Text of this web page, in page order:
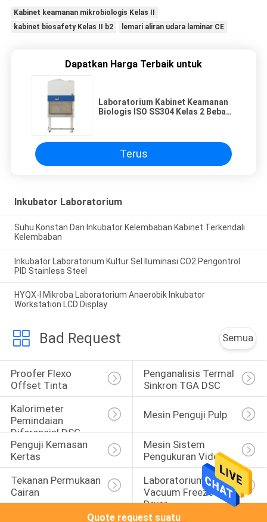
Kabinet keamanan mikrobiologis Kelas II
kabinet biosafety Kelas II b2
lemari aliran udara laminar CE
Dapatkan Harga Terbaik untuk
Laboratorium Kabinet Keamanan
Biologis ISO SS304 Kelas 2 Bebas
Terus
Inkubator Laboratorium
Suhu Konstan Dan Inkubator Kelembaban Kabinet Terkendali
Kelembaban
Inkubator Laboratorium Kultur Sel Iluminasi CO2 Pengontrol
PID Stainless Steel
HYQX-I Mikroba Laboratorium Anaerobik Inkubator
Workstation LCD Display
Bad Request Semua
Proofer Flexo
Offset Tinta
Penganalisis Termal
Sinkron TGA DSC
Kalorimeter
Pemindaian
Diferensial DSC
Mesin Penguji Pulp
Penguji Kemasan
Kertas
Mesin Sistem
Pengukuran Video
Tekanan Permukaan
Cairan
Laboratorium
Vacuum Freeze
Dryer
Quote request suatu